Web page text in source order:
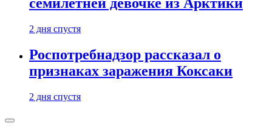
семилетней девочке из Арктики
2 дня спустя
Роспотребнадзор рассказал о
признаках заражения Коксаки
2 дня спустя